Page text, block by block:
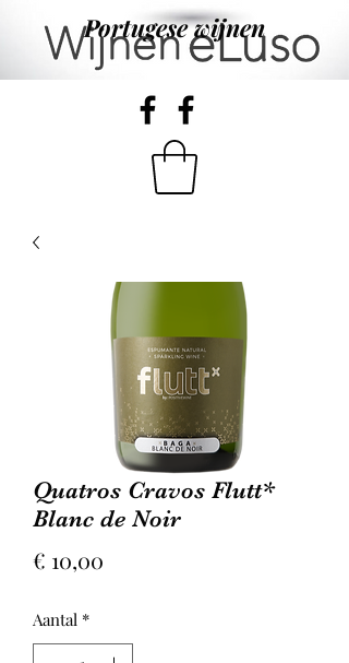
Portugese wijnen
Quatros Cravos Flutt*
Blanc de Noir
€ 10,00
Aantal *